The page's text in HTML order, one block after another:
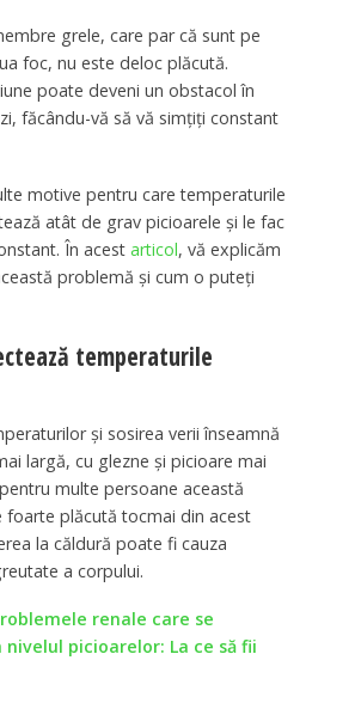
grele, care par că sunt pe
foc, nu este deloc plăcută.
poate deveni un obstacol în
făcându-vă să vă simțiți constant
motive pentru care temperaturile
atât de grav picioarele și le fac
În acest articol, vă explicăm
problemă și cum o puteți
temperaturile
și sosirea verii înseamnă
largă, cu glezne și picioare mai
multe persoane această
foarte plăcută tocmai din acest
la căldură poate fi cauza
a corpului.
renale care se
picioarelor: La ce să fii